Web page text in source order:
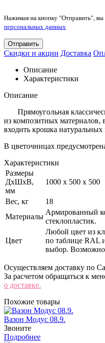
Нажимая на кнопку "Отправить", вы
персональных данных
Отправить
Скидки и акции Доставка
Описание
Характеристики
Описание
Прямоугольная
из композитных материалов,
входить крошка натуральных
В цветочницах
Характеристики
Размеры
ДхШхВ,
мм
1000 x 500 x 500
Вес, кг
18
Материалы
Армированный
стеклопластик.
Цвет
Любой цвет из
по таблице RAL
выбор. Возможно
Осуществляем доставку по
За расчетом обращаться к
о доставке.
Похожие товары
Вазон Модус 08.9.
Звоните
Подробнее